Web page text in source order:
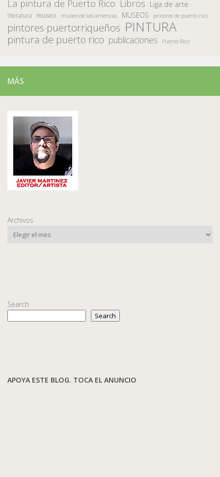
La pintura de Puerto Rico Libros Liga de arte
literatura museo museo de las americas MUSEOS pintores de puerto rico
pintores puertorriqueños PINTURA
pintura de puerto rico publicaciones Puerto Rico
MÁS
Archivos
Search
Search
APOYA ESTE BLOG. TOCA EL ANUNCIO